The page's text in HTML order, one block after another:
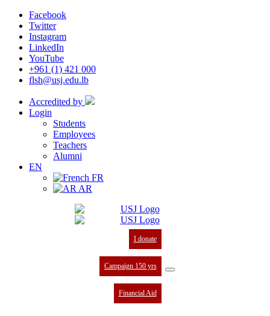
Facebook
Twitter
Instagram
LinkedIn
YouTube
+961 (1) 421 000
flsh@usj.edu.lb
Accredited by
Login
Students
Employees
Teachers
Alumni
EN
FR
AR
I donate
Campaign 150 yrs
Financial Aid